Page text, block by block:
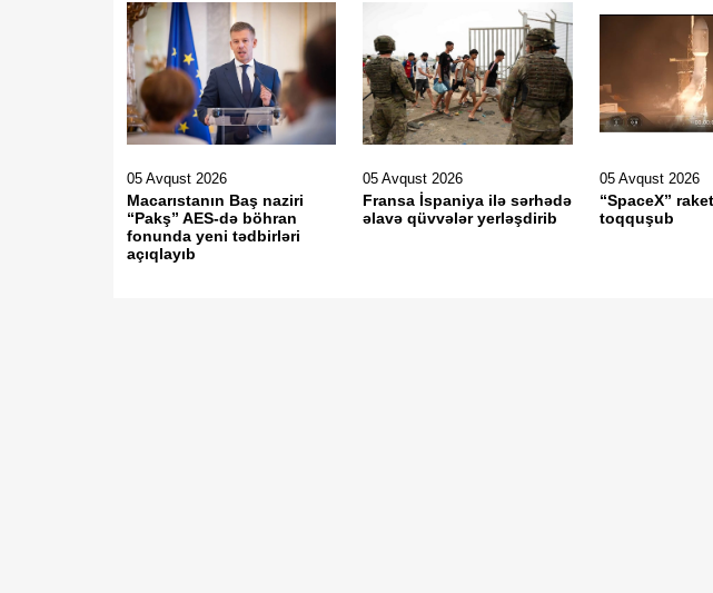
05 Avqust 2026
Macarıstanın Baş naziri
“Pakş” AES-də böhran
fonunda yeni tədbirləri
açıqlayıb
05 Avqust 2026
Fransa İspaniya ilə sərhədə
əlavə qüvvələr yerləşdirib
05 Avqust 2026
“SpaceX”
toqquşub